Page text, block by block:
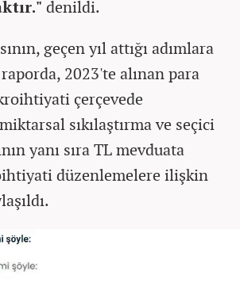
denildi.
geçen yıl attığı adımlara
2023'te alınan para
çerçevede
sıkılaştırma ve seçici
yanı sıra TL mevduata
düzenlemelere ilişkin